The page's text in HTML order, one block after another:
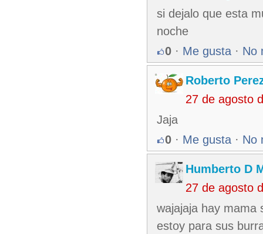
si dejalo que esta
noche
0 · Me gusta · No
Roberto
27 de agosto
Jaja
0 · Me gusta · No
Humberto D
27 de agosto
wajajaja hay mama
estoy para sus